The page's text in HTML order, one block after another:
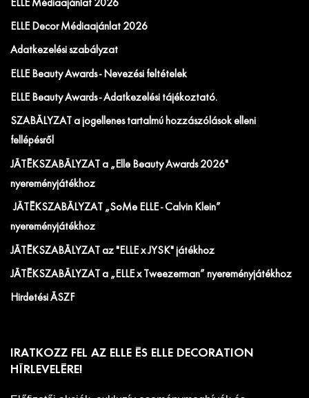
ELLE Médiaajánlat 2026
ELLE Decor Médiaajánlat 2026
Adatkezelési szabályzat
ELLE Beauty Awards - Nevezési feltételek
ELLE Beauty Awards - Adatkezelési tájékoztató.
SZABÁLYZAT a jogellenes tartalmú hozzászólások elleni
fellépésről
JÁTÉKSZABÁLYZAT a „Elle Beauty Awards 2026"
nyereményjátékhoz
JÁTÉKSZABÁLYZAT „SoMe ELLE - Calvin Klein”
nyereményjátékhoz
JÁTÉKSZABÁLYZAT az "ELLE x JYSK" játékhoz
JÁTÉKSZABÁLYZAT a „ELLE x Tweezerman” nyereményjátékhoz
Hirdetési ÁSZF
IRATKOZZ FEL AZ ELLE ÉS ELLE DECORATION
HÍRLEVELÉRE!